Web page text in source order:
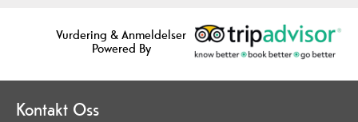
Vurdering & Anmeldelser
Powered By
Kontakt Oss